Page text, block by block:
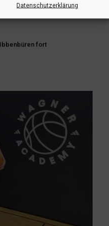
Datenschutzerklärung
fort